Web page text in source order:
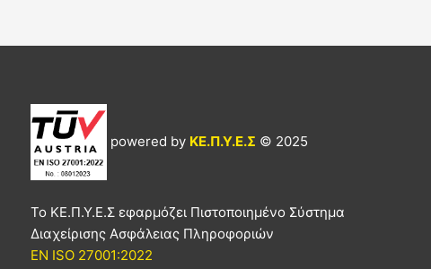
powered by ΚΕ.Π.Υ.Ε.Σ © 2025
Το ΚΕ.Π.Υ.Ε.Σ εφαρμόζει Πιστοποιημένο Σύστημα
Διαχείρισης Ασφάλειας Πληροφοριών
EN ISO 27001:2022